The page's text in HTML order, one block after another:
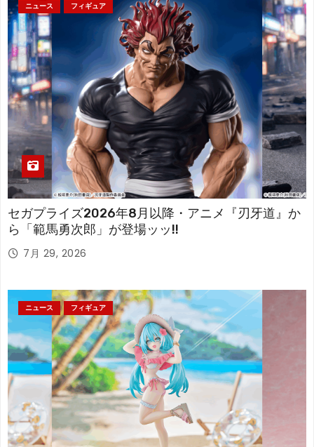
ニュース フィギュア
セガプライズ2026年8月以降・アニメ『刃牙道』か
ら「範馬勇次郎」が登場ッッ!!
7月 29, 2026
ニュース フィギュア